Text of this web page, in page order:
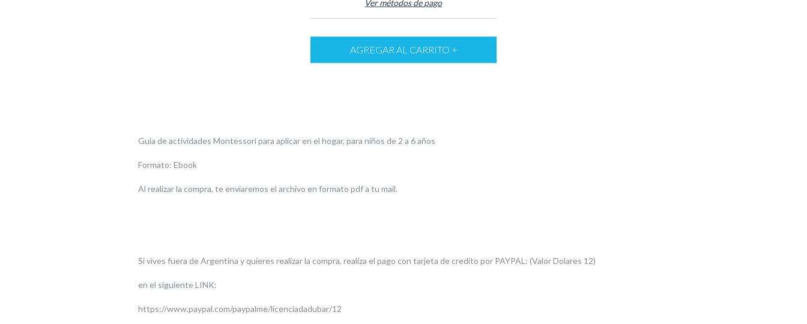
Ver métodos de pago
Guia de actividades Montessori para aplicar en el hogar, para niños de 2 a 6 años
Formato: Ebook
Al realizar la compra, te enviaremos el archivo en formato pdf a tu mail.
Si vives fuera de Argentina y quieres realizar la compra, realiza el pago con tarjeta de credito por PAYPAL: (Valor Dolares 12)
en el siguiente LINK:
https://www.paypal.com/paypalme/licenciadadubar/12